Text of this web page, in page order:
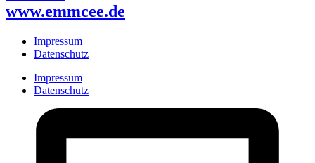
www.emmcee.de
Impressum
Datenschutz
Impressum
Datenschutz